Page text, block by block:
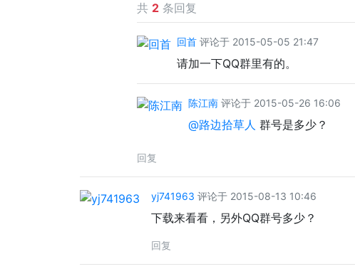
共 2 条回复
回首 评论于 2015-05-05 21:47
请加一下QQ群里有的。
陈江南 评论于 2015-05-26 16:06
@路边拾草人 群号是多少？
回复
yj741963 评论于 2015-08-13 10:46
下载来看看，另外QQ群号多少？
回复